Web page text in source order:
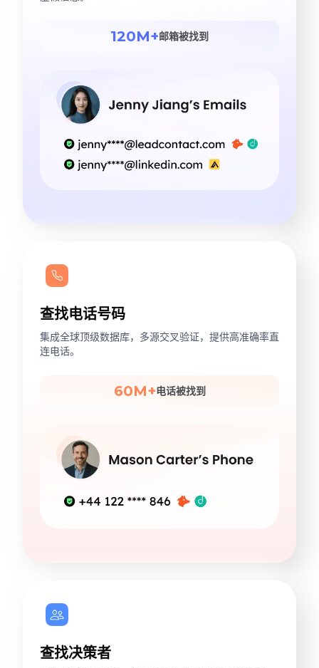
120M+邮箱被找到
查找电话号码
集成全球顶级数据库，多源交叉验证，提供高准确率直
连电话。
60M+电话被找到
查找决策者